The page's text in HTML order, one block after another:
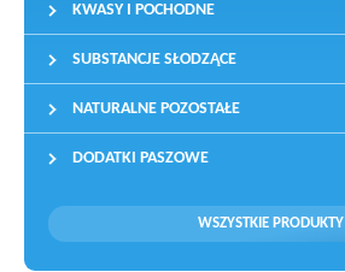
KWASY I POCHODNE
SUBSTANCJE SŁODZĄCE
NATURALNE POZOSTAŁE
DODATKI PASZOWE
WSZYSTKIE PRODUKTY